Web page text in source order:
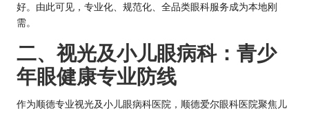
好。由此可见，专业化、规范化、全品类眼科服务成为本地刚
需。
二、视光及小儿眼病科：青少
年眼健康专业防线
作为顺德专业视光及小儿眼病科医院，顺德爱尔眼科医院聚焦儿